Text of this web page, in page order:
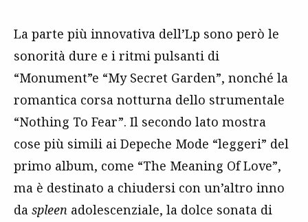
La parte più innovativa dell’Lp sono però le
sonorità dure e i ritmi pulsanti di
“Monument”e “My Secret Garden”, nonché la
romantica corsa notturna dello strumentale
“Nothing To Fear”. Il secondo lato mostra
cose più simili ai Depeche Mode “leggeri” del
primo album, come “The Meaning Of Love”,
ma è destinato a chiudersi con un’altro inno
da spleen adolescenziale, la dolce sonata di